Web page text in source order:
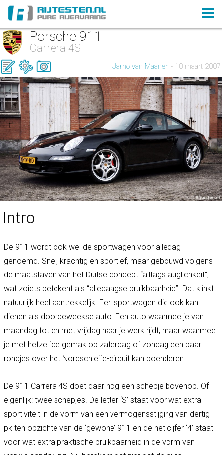
Porsche 911
Carrera 4S
Jarno van Maanen - 10 maart 2007
Intro
De 911 wordt ook wel de sportwagen voor alledag
genoemd. Snel, krachtig en sportief, maar gebouwd volgens
de maatstaven van het Duitse concept “alltagstauglichkeit”,
wat zoiets betekent als “alledaagse bruikbaarheid”. Dat klinkt
natuurlijk heel aantrekkelijk. Een sportwagen die ook kan
dienen als doordeweekse auto. Een auto waarmee je van
maandag tot en met vrijdag naar je werk rijdt, maar waarmee
je met hetzelfde gemak op zaterdag of zondag een paar
rondjes over het Nordschleife-circuit kan boenderen.
De 911 Carrera 4S doet daar nog een schepje bovenop. Of
eigenlijk: twee schepjes. De letter ‘S’ staat voor wat extra
sportiviteit in de vorm van een vermogensstijging van dertig
pk ten opzichte van de ‘gewone’ 911 en de het cijfer ‘4’ staat
voor wat extra praktische bruikbaarheid in de vorm van